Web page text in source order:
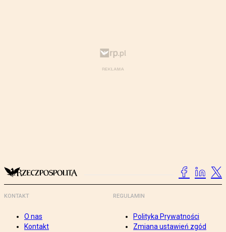
KONTAKT
O nas
Kontakt
REGULAMIN
Polityka Prywatności
Zmiana ustawień zgód